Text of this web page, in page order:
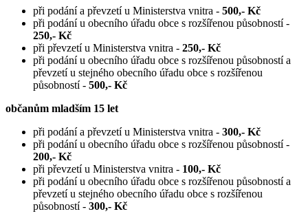
při podání a převzetí u Ministerstva vnitra - 500,- Kč
při podání u obecního úřadu obce s rozšířenou působností -
250,- Kč
při převzetí u Ministerstva vnitra - 250,- Kč
při podání u obecního úřadu obce s rozšířenou působností a
převzetí u stejného obecního úřadu obce s rozšířenou
působností - 500,- Kč
občanům mladším 15 let
při podání a převzetí u Ministerstva vnitra - 300,- Kč
při podání u obecního úřadu obce s rozšířenou působností -
200,- Kč
při převzetí u Ministerstva vnitra - 100,- Kč
při podání u obecního úřadu obce s rozšířenou působností a
převzetí u stejného obecního úřadu obce s rozšířenou
působností - 300,- Kč